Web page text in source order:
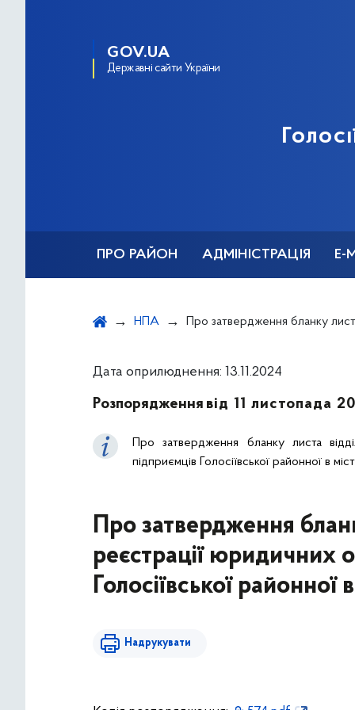
GOV.UA
Державні сайти України
ПРО РАЙОН АДМІНІСТРАЦІЯ Е-
НПА Про затвердження бланку листа відділу з питань державної реєстрації юридичних осіб, фізичних осіб-підприємців
Дата оприлюднення: 13.11.2024
Розпорядження від 11 листопада
Про затвердження бланку листа
підприємців Голосіївської районної в
Про затвердження
реєстрації юридичних
Голосіївської районної
Надрукувати